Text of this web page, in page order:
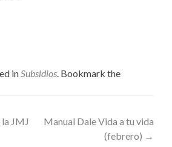
inSubsidios. Bookmark the
JMJ
Manual Dale Vida a tu vida
(febrero) →